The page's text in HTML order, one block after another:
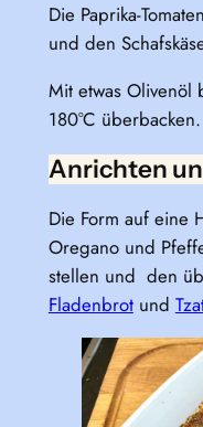
Die Paprika-
und den
Mit etwas
180°C überbacken.
Anrichten
Die Form auf eine
Oregano und
stellen und den
Fladenbrotund